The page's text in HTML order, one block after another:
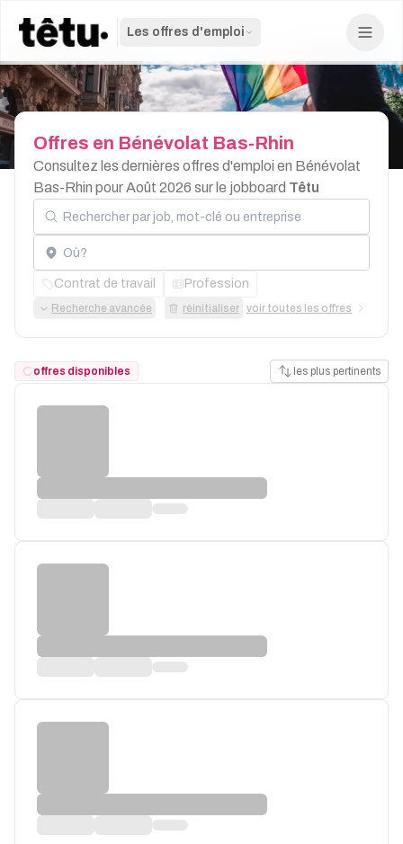
Les offres d'emploi
Offres en Bénévolat Bas-Rhin
Consultez les dernières offres d'emploi en Bénévolat
Bas-Rhin pour Août 2026 sur le jobboard Têtu
Rechercher par job, mot-clé ou entreprise
Localisation
Contrat de travail Profession
Recherche avancée réinitialiser voir toutes les offres
offres disponibles les plus pertinents